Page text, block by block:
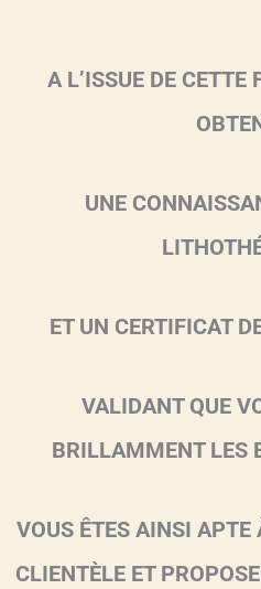
A L’ISSUE DE
UNE
ET UN CERTIFICAT
VALIDANT QUE
BRILLAMMENT LES
VOUS ÊTES AINSI APTE
CLIENTÈLE ET